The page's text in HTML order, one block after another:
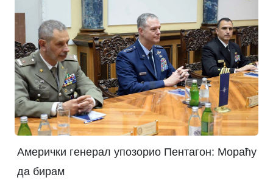
Амерички генерал упозорио Пентагон: Мораћу
да бирам